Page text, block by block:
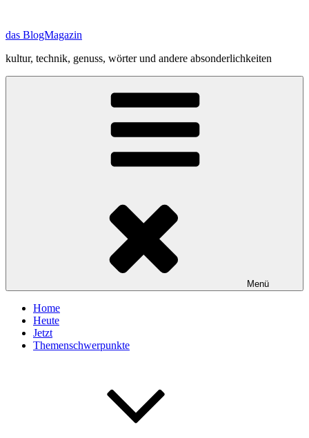
springen
das BlogMagazin
kultur, technik, genuss, wörter und andere absonderlichkeiten
Menü
Home
Heute
Jetzt
Themenschwerpunkte